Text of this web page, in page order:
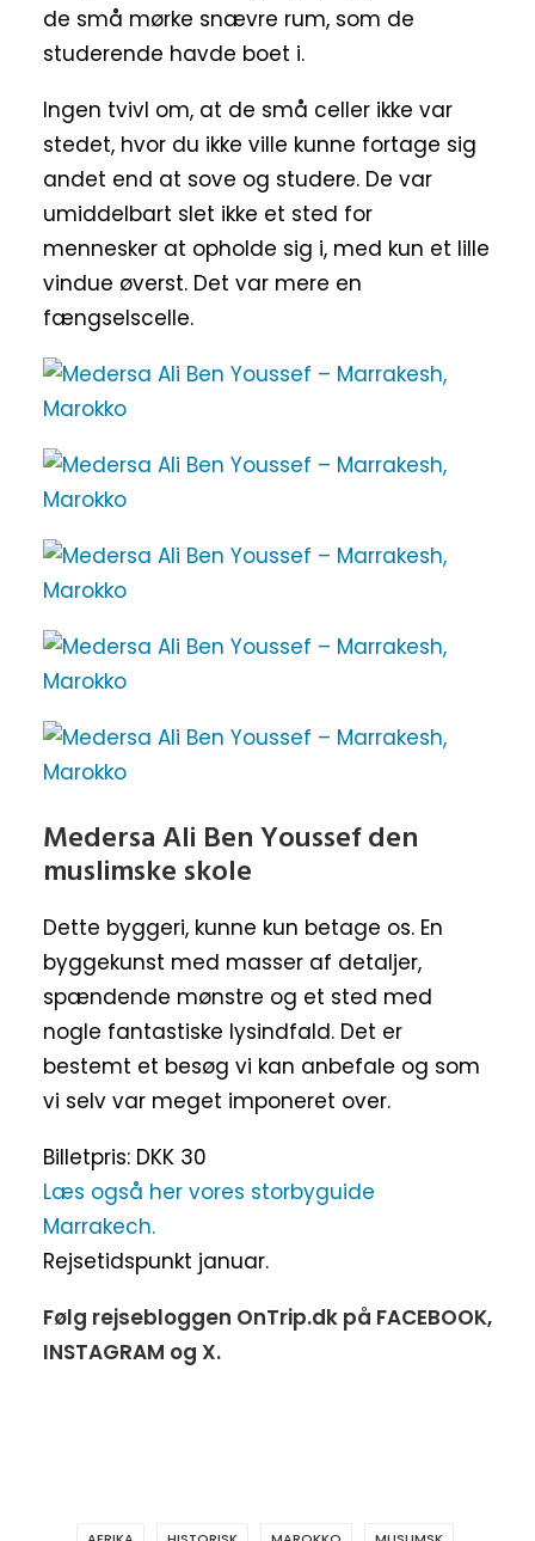
de små mørke snævre rum, som de
studerende havde boet i.
Ingen tvivl om, at de små celler ikke var
stedet, hvor du ikke ville kunne fortage sig
andet end at sove og studere. De var
umiddelbart slet ikke et sted for
mennesker at opholde sig i, med kun et lille
vindue øverst. Det var mere en
fængselscelle.
Medersa Ali Ben Youssef den
muslimske skole
Dette byggeri, kunne kun betage os. En
byggekunst med masser af detaljer,
spændende mønstre og et sted med
nogle fantastiske lysindfald. Det er
bestemt et besøg vi kan anbefale og som
vi selv var meget imponeret over.
Billetpris: DKK 30
Læs også her vores storbyguide
Marrakech.
Rejsetidspunkt januar.
Følg rejsebloggen OnTrip.dk på FACEBOOK,
INSTAGRAM og X.